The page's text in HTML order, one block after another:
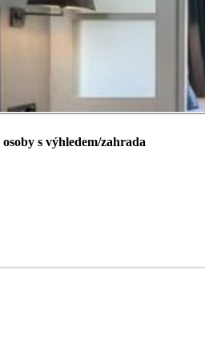
s výhledem/zahrada